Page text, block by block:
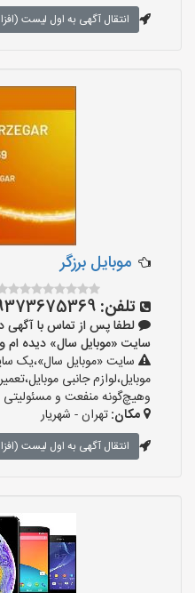
انتقال آگهی به اول لیست
موبایل برزگر
تلفن:
لطفا پس از تماس با آگهی
سایت «موبایل سال» دیده ام و کد «آگهی-
سایت «موبایل سال»،یک
موبایل،لوازم جانبی
وهیچ‌گونه منفعت و مسئولیتی
مکان:تهران - شهریار
انتقال آگهی به اول لیست